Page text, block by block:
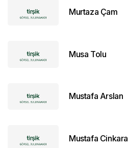
Murtaza Çam
Musa Tolu
Mustafa Arslan
Mustafa Cinkara